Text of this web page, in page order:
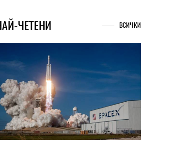
НАЙ-ЧЕТЕНИ